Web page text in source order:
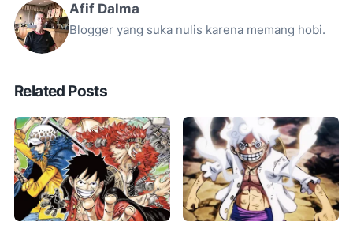
Afif Dalma
Blogger yang suka nulis karena memang hobi.
Related Posts